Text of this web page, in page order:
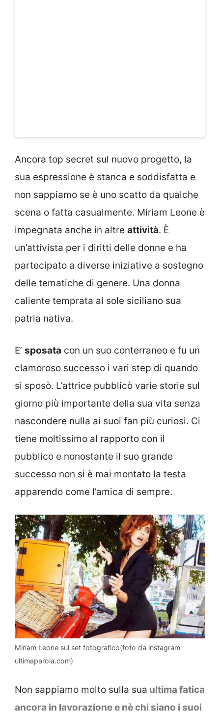
Ancora top secret sul nuovo progetto, la
sua espressione è stanca e soddisfatta e
non sappiamo se è uno scatto da qualche
scena o fatta casualmente. Miriam Leone è
impegnata anche in altre attività. È
un’attivista per i diritti delle donne e ha
partecipato a diverse iniziative a sostegno
delle tematiche di genere. Una donna
caliente temprata al sole siciliano sua
patria nativa.
E’ sposata con un suo conterraneo e fu un
clamoroso successo i vari step di quando
si sposò. L’attrice pubblicò varie storie sul
giorno più importante della sua vita senza
nascondere nulla ai suoi fan più curiosi. Ci
tiene moltissimo al rapporto con il
pubblico e nonostante il suo grande
successo non si è mai montato la testa
apparendo come l’amica di sempre.
Miriam Leone sul set fotografico(foto da instagram-
ultimaparola.com)
Non sappiamo molto sulla sua ultima fatica
ancora in lavorazione e nè chi siano i suoi